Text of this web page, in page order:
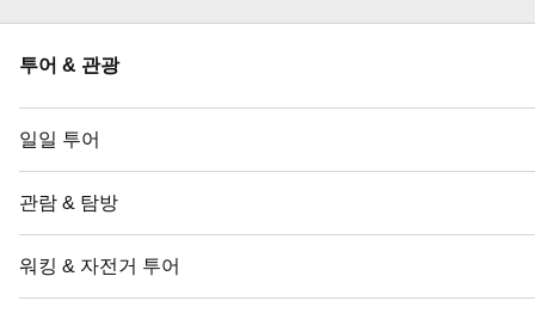
투어 & 관광
일일 투어
관람 & 탐방
워킹 & 자전거 투어